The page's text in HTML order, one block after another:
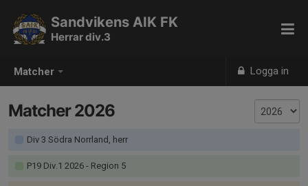
Matcher Logga in
Sandvikens AIK FK
Herrar div.3
Matcher 2026
Div 3 Södra Norrland, herr
P19 Div.1 2026 - Region 5